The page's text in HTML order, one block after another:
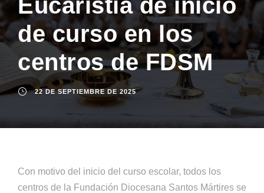
Eucaristía de inicio
de curso en los
centros de FDSM
22 DE SEPTIEMBRE DE 2025
Con motivo del inicio del curso escolar, todos los
centros de la Fundación Diocesana Santos Mártires se